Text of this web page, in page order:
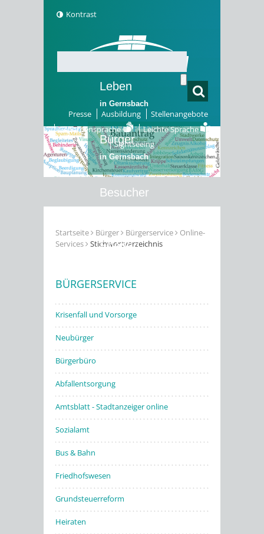
Kontrast
Presse Ausbildung
Stellenangebote
Gebärdensprache
Leichte Sprache
Sightseeing
Leben
in Gernsbach
Bürger
in Gernsbach
Besucher
Erleben
Startseite Bürger Bürgerservice
Online-
Services
Stichwortverzeichnis
BÜRGERSERVICE
Krisenfall und Vorsorge
Neubürger
Bürgerbüro
Abfallentsorgung
Amtsblatt - Stadtanzeiger online
Sozialamt
Bus & Bahn
Friedhofswesen
Grundsteuerreform
Heiraten